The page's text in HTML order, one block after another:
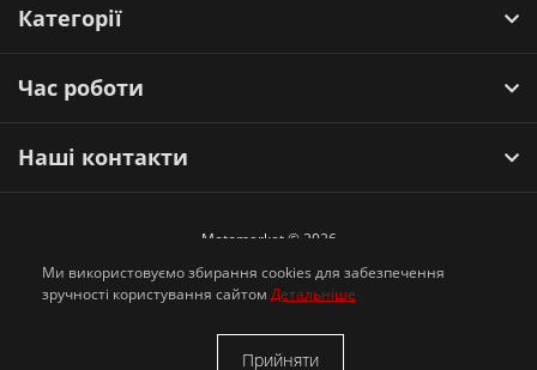
Категорії
Час роботи
Наші контакти
Motomarket © 2026
Ми використовуємо збирання cookies для забезпечення
зручності користування сайтом Детальніше
Прийняти